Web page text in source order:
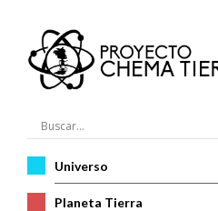
Universo
Planeta Tierra